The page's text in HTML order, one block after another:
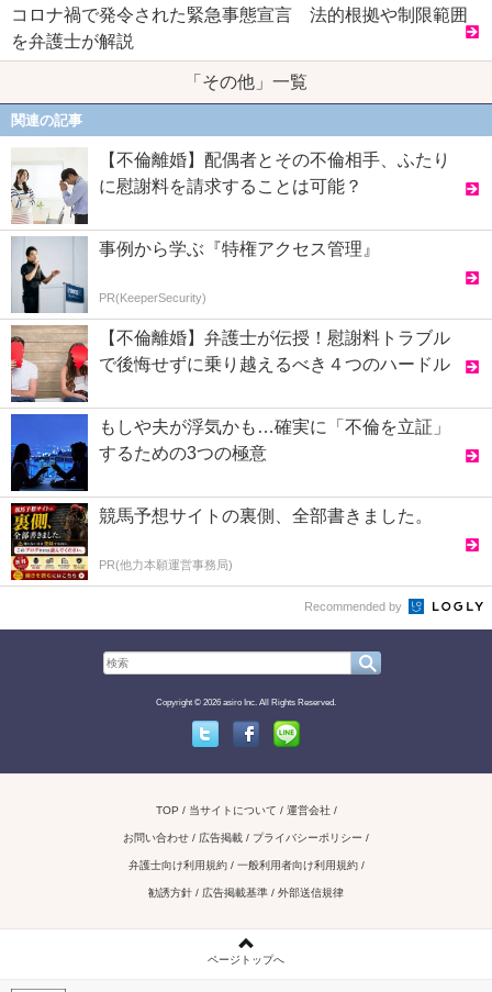
コロナ禍で発令された緊急事態宣言 法的根拠や制限範囲
を弁護士が解説
「その他」一覧
関連の記事
【不倫離婚】配偶者とその不倫相手、ふたり
に慰謝料を請求することは可能？
事例から学ぶ『特権アクセス管理』
PR(KeeperSecurity)
【不倫離婚】弁護士が伝授！慰謝料トラブル
で後悔せずに乗り越えるべき４つのハードル
もしや夫が浮気かも…確実に「不倫を立証」
するための3つの極意
競馬予想サイトの裏側、全部書きました。
PR(他力本願運営事務局)
Recommended by
Copyright © 2026 asiro Inc. All Rights Reserved.
TOP 当サイトについて 運営会社
お問い合わせ / 広告掲載 プライバシーポリシー
弁護士向け利用規約 一般利用者向け利用規約
勧誘方針 広告掲載基準 外部送信規律
ページトップへ